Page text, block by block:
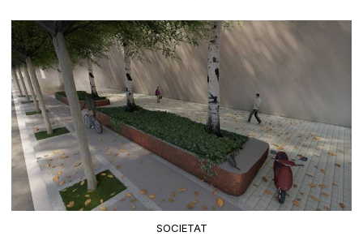
SOCIETAT